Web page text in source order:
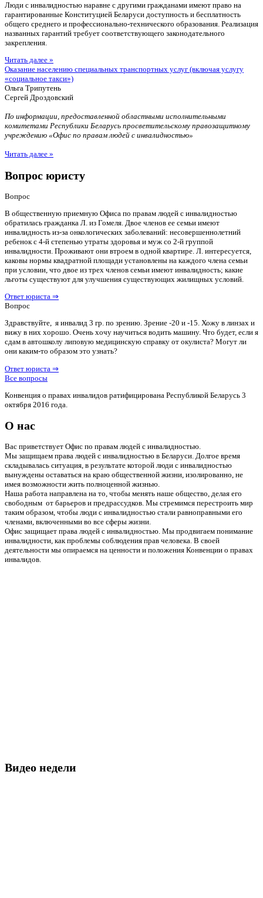
Люди с инвалидностью наравне с другими гражданами имеют право на
гарантированные Конституцией Беларуси доступность и бесплатность
общего среднего и профессионально-технического образования. Реализация
названных гарантий требует соответствующего законодательного
закрепления.
Читать далее »
Оказание населению специальных транспортных услуг (включая услугу
«социальное такси»)
Ольга Трипутень
Сергей Дроздовский
По информации, предоставленной областными исполнительными
комитетами Республики Беларусь просветительскому правозащитному
учреждению «Офис по правам людей с инвалидностью»
Читать далее »
Вопрос юристу
Вопрос
В общественную приемную Офиса по правам людей с инвалидностью
обратилась гражданка Л. из Гомеля. Двое членов ее семьи имеют
инвалидность из-за онкологических заболеваний: несовершеннолетний
ребенок с 4-й степенью утраты здоровья и муж со 2-й группой
инвалидности. Проживают они втроем в одной квартире. Л. интересуется,
каковы нормы квадратной площади установлены на каждого члена семьи
при условии, что двое из трех членов семьи имеют инвалидность; какие
льготы существуют для улучшения существующих жилищных условий.
Ответ юриста ⇒
Вопрос
Здравствуйте, я инвалид 3 гр. по зрению. Зрение -20 и -15. Хожу в линзах и
вижу в них хорошо. Очень хочу научиться водить машину. Что будет, если я
сдам в автошколу липовую медицинскую справку от окулиста? Могут ли
они каким-то образом это узнать?
Ответ юриста ⇒
Все вопросы
Конвенция о правах инвалидов ратифицирована Республикой Беларусь 3
октября 2016 года.
О нас
Вас приветствует Офис по правам людей с инвалидностью.
Мы защищаем права людей с инвалидностью в Беларуси. Долгое время
складывалась ситуация, в результате которой люди с инвалидностью
вынуждены оставаться на краю общественной жизни, изолированно, не
имея возможности жить полноценной жизнью.
Наша работа направлена на то, чтобы менять наше общество, делая его
свободным от барьеров и предрассудков. Мы стремимся перестроить мир
таким образом, чтобы люди с инвалидностью стали равноправными его
членами, включенными во все сферы жизни.
Офис защищает права людей с инвалидностью. Мы продвигаем понимание
инвалидности, как проблемы соблюдения прав человека. В своей
деятельности мы опираемся на ценности и положения Конвенции о правах
инвалидов.
Видео недели